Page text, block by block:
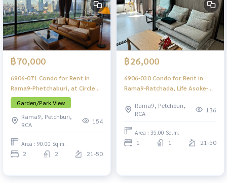
฿70,000
6906-071 Condo for Rent in
Rama9-Phetchaburi, at Circle2
Living Prototype, MRT
Phetchaburi
Garden/Park View
Rama9, Petchburi,
RCA
154
Area : 90.00 Sq.m.
2 2 21-50
฿26,000
6906-030 Condo for Rent in
Rama9-Ratchada, Life Asoke-
Rama9, Petchburi,
RCA
136
Area : 35.00 Sq.m.
1 1 21-50